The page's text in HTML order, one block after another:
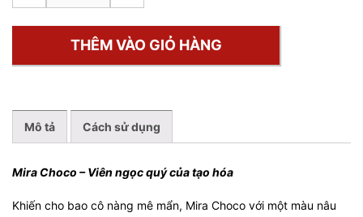
lượngTHÊM VÀO GIỎ HÀNG
Mô tả Cách sử dụng
Mira Choco – Viên ngọc quý của tạo hóa
Khiến cho bao cô nàng mê mẩn, Mira Choco với một màu nâu